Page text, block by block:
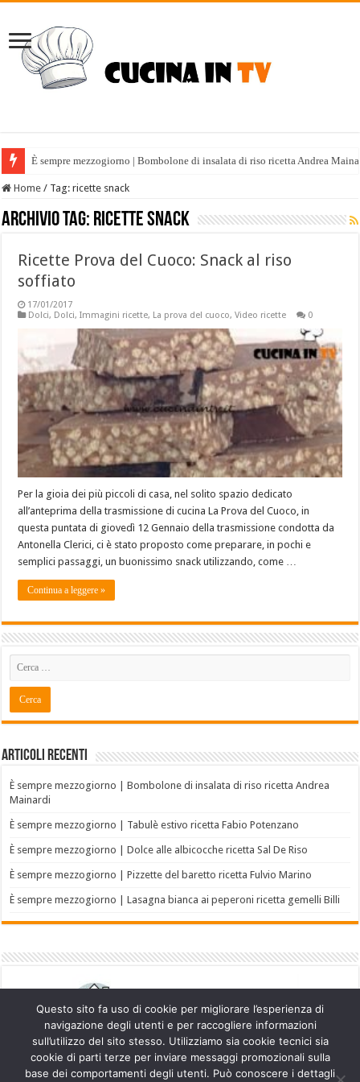
È sempre mezzogiorno | Bombolone di insalata di riso ricetta Andrea
Home / Tag:ricette snack
Archivio tag: ricette snack
Ricette Prova del Cuoco: Snack al riso
soffiato
17/01/2017
Dolci, Dolci,Immagini ricette, La prova del cuoco,Video ricette 0
Per la gioia dei più piccoli di casa, nel solito spazio dedicato
all’anteprima della trasmissione di cucina La Prova del Cuoco, in
questa puntata di giovedì 12 Gennaio della trasmissione condotta da
Antonella Clerici, ci è stato proposto come preparare, in pochi e
semplici passaggi, un buonissimo snack utilizzando, come …
Continua a leggere »
Articoli recenti
È sempre mezzogiorno | Bombolone di insalata di riso ricetta Andrea
Mainardi
È sempre mezzogiorno | Tabulè estivo ricetta Fabio Potenzano
È sempre mezzogiorno | Dolce alle albicocche ricetta Sal De Riso
È sempre mezzogiorno | Pizzette del baretto ricetta Fulvio Marino
È sempre mezzogiorno | Lasagna bianca ai peperoni ricetta gemelli Billi
Questo sito fa uso di cookie per migliorare l’esperienza di
navigazione degli utenti e per raccogliere informazioni
sull’utilizzo del sito stesso. Utilizziamo sia cookie tecnici sia
cookie di parti terze per inviare messaggi promozionali sulla
base dei comportamenti degli utenti. Può conoscere i dettagli